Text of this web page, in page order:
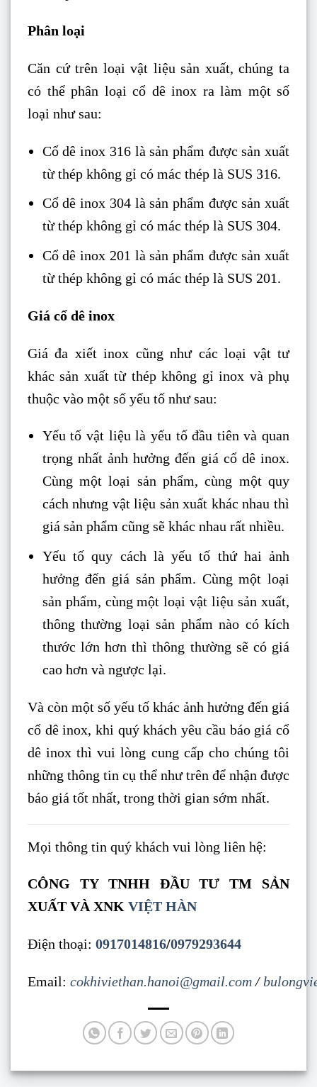
Phân loại
Căn cứ trên loại vật liệu sản xuất, chúng ta
có thể phân loại cổ dê inox ra làm một số
loại như sau:
Cổ dê inox 316 là sản phẩm được sản xuất
từ thép không gỉ có mác thép là SUS 316.
Cổ dê inox 304 là sản phẩm được sản xuất
từ thép không gỉ có mác thép là SUS 304.
Cổ dê inox 201 là sản phẩm được sản xuất
từ thép không gỉ có mác thép là SUS 201.
Giá cổ dê inox
Giá đa xiết inox cũng như các loại vật tư
khác sản xuất từ thép không gỉ inox và phụ
thuộc vào một số yếu tố như sau:
Yếu tố vật liệu là yếu tố đầu tiên và quan
trọng nhất ảnh hưởng đến giá cổ dê inox.
Cùng một loại sản phẩm, cùng một quy
cách nhưng vật liệu sản xuất khác nhau thì
giá sản phẩm cũng sẽ khác nhau rất nhiều.
Yếu tố quy cách là yếu tố thứ hai ảnh
hưởng đến giá sản phẩm. Cùng một loại
sản phẩm, cùng một loại vật liệu sản xuất,
thông thường loại sản phẩm nào có kích
thước lớn hơn thì thông thường sẽ có giá
cao hơn và ngược lại.
Và còn một số yếu tố khác ảnh hưởng đến giá
cổ dê inox, khi quý khách yêu cầu báo giá cổ
dê inox thì vui lòng cung cấp cho chúng tôi
những thông tin cụ thể như trên để nhận được
báo giá tốt nhất, trong thời gian sớm nhất.
Mọi thông tin quý khách vui lòng liên hệ:
CÔNG TY TNHH ĐẦU TƯ TM SẢN
XUẤT VÀ XNK VIỆT HÀN
Điện thoại: 0917014816/0979293644
Email: cokhiviethan.hanoi@gmail.com/